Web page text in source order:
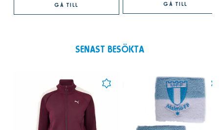
GÅ TILL GÅ TILL
SENAST BESÖKTA